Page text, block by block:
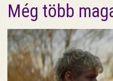
Még több